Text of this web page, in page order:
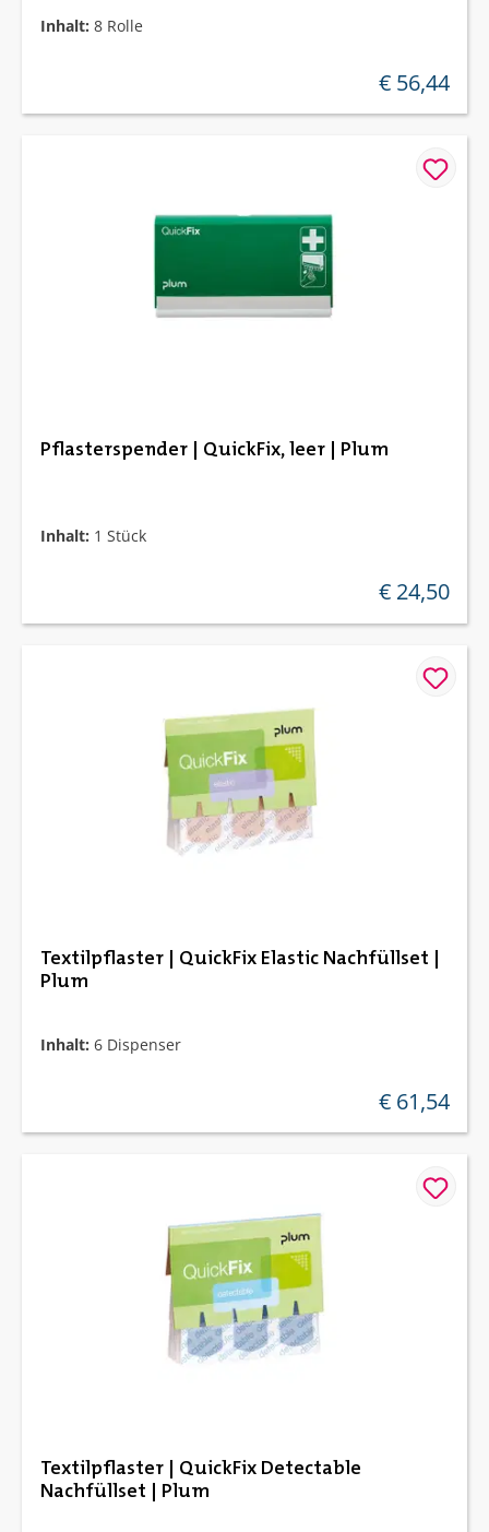
Inhalt: 8 Rolle
regulärer
€ 56,44
Pflasterspender | QuickFix, leer | Plum
Inhalt: 1 Stück
regulärer
€ 24,50
Textilpflaster | QuickFix Elastic Nachfüllset |
Plum
Inhalt: 6 Dispenser
regulärer
€ 61,54
Textilpflaster | QuickFix Detectable
Nachfüllset | Plum